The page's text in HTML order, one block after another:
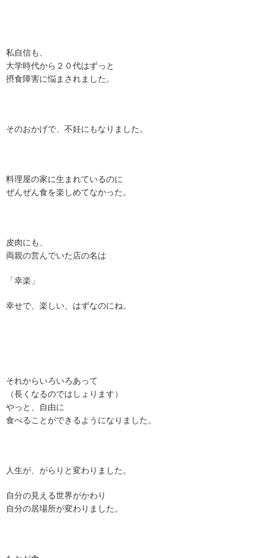
私自信も、
大学時代から２０代はずっと
摂食障害に悩まされました。
そのおかげで、不妊にもなりました。
料理屋の家に生まれているのに
ぜんぜん食を楽しめてなかった。
皮肉にも、
両親の営んでいた店の名は
「幸楽」
幸せで、楽しい、はずなのにね。
それからいろいろあって
（長くなるのではしょります）
やっと、自由に
食べることができるようになりました。
人生が、がらりと変わりました。
自分の見える世界がかわり
自分の居場所が変わりました。